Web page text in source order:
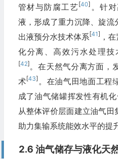
管材与防腐工艺[40] 。针
液，形成了重力沉降、旋
出液预分水技术体系[41] ，
化分离、高效污水处理
[42] 。在天然气分离方面，
术[43] 。在油气田地面工程
成了油气储罐挥发性有机
从整体评价层面建立油气田
助力集输系统能效水平的提
2.6 油气储存与液化天